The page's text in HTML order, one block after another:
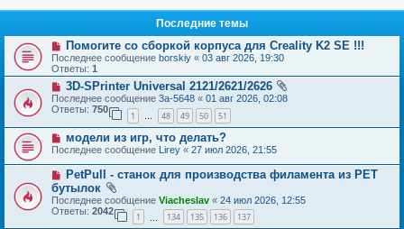
Последние темы
Помогите со сборкой корпуса для Creality K2 SE !!!
Последнее сообщение borskiy « 03 авг 2026, 19:30
Ответы: 1
3D-SPrinter Universal 2121/2621/2626
Последнее сообщение 3a-5648 « 01 авг 2026, 02:08
Ответы: 750
1 … 48 49 50 51
модели из игр, что делать?
Последнее сообщение Lirey « 27 июл 2026, 21:55
PetPull - cтанок для производства филамента из PET
бутылок
Последнее сообщение Viacheslav « 24 июл 2026, 12:55
Ответы: 2042
1 134 135 136 137